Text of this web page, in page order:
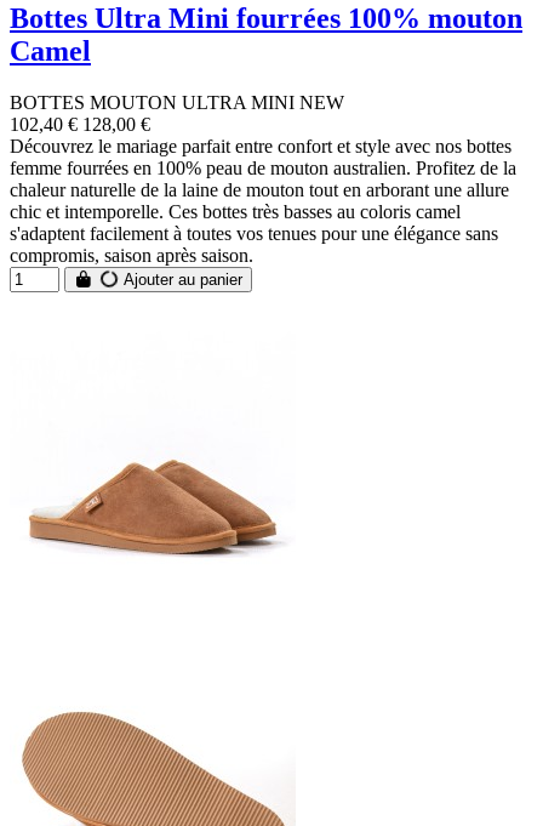
Bottes Ultra Mini fourrées 100% mouton
Camel
BOTTES MOUTON ULTRA MINI NEW
102,40 € 128,00 €
Découvrez le mariage parfait entre confort et style avec nos bottes
femme fourrées en 100% peau de mouton australien. Profitez de la
chaleur naturelle de la laine de mouton tout en arborant une allure
chic et intemporelle. Ces bottes très basses au coloris camel
s'adaptent facilement à toutes vos tenues pour une élégance sans
compromis, saison après saison.
Ajouter au panier